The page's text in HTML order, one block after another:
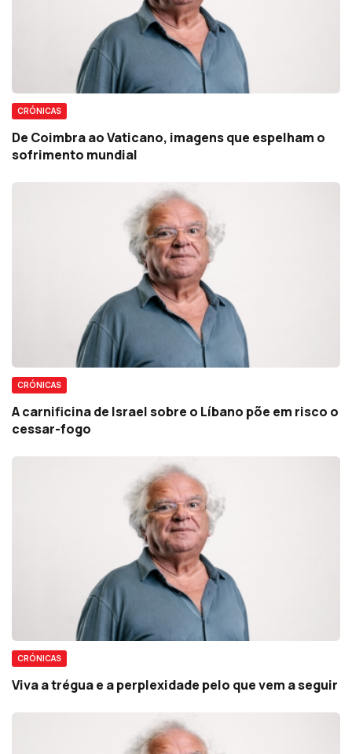
CRÓNICAS
De Coimbra ao Vaticano, imagens que espelham o
sofrimento mundial
CRÓNICAS
A carnificina de Israel sobre o Líbano põe em risco o
cessar-fogo
CRÓNICAS
Viva a trégua e a perplexidade pelo que vem a seguir